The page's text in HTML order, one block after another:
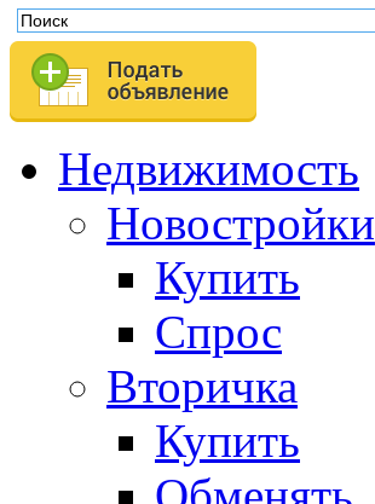
Недвижимость
Новостройки
Купить
Спрос
Вторичка
Купить